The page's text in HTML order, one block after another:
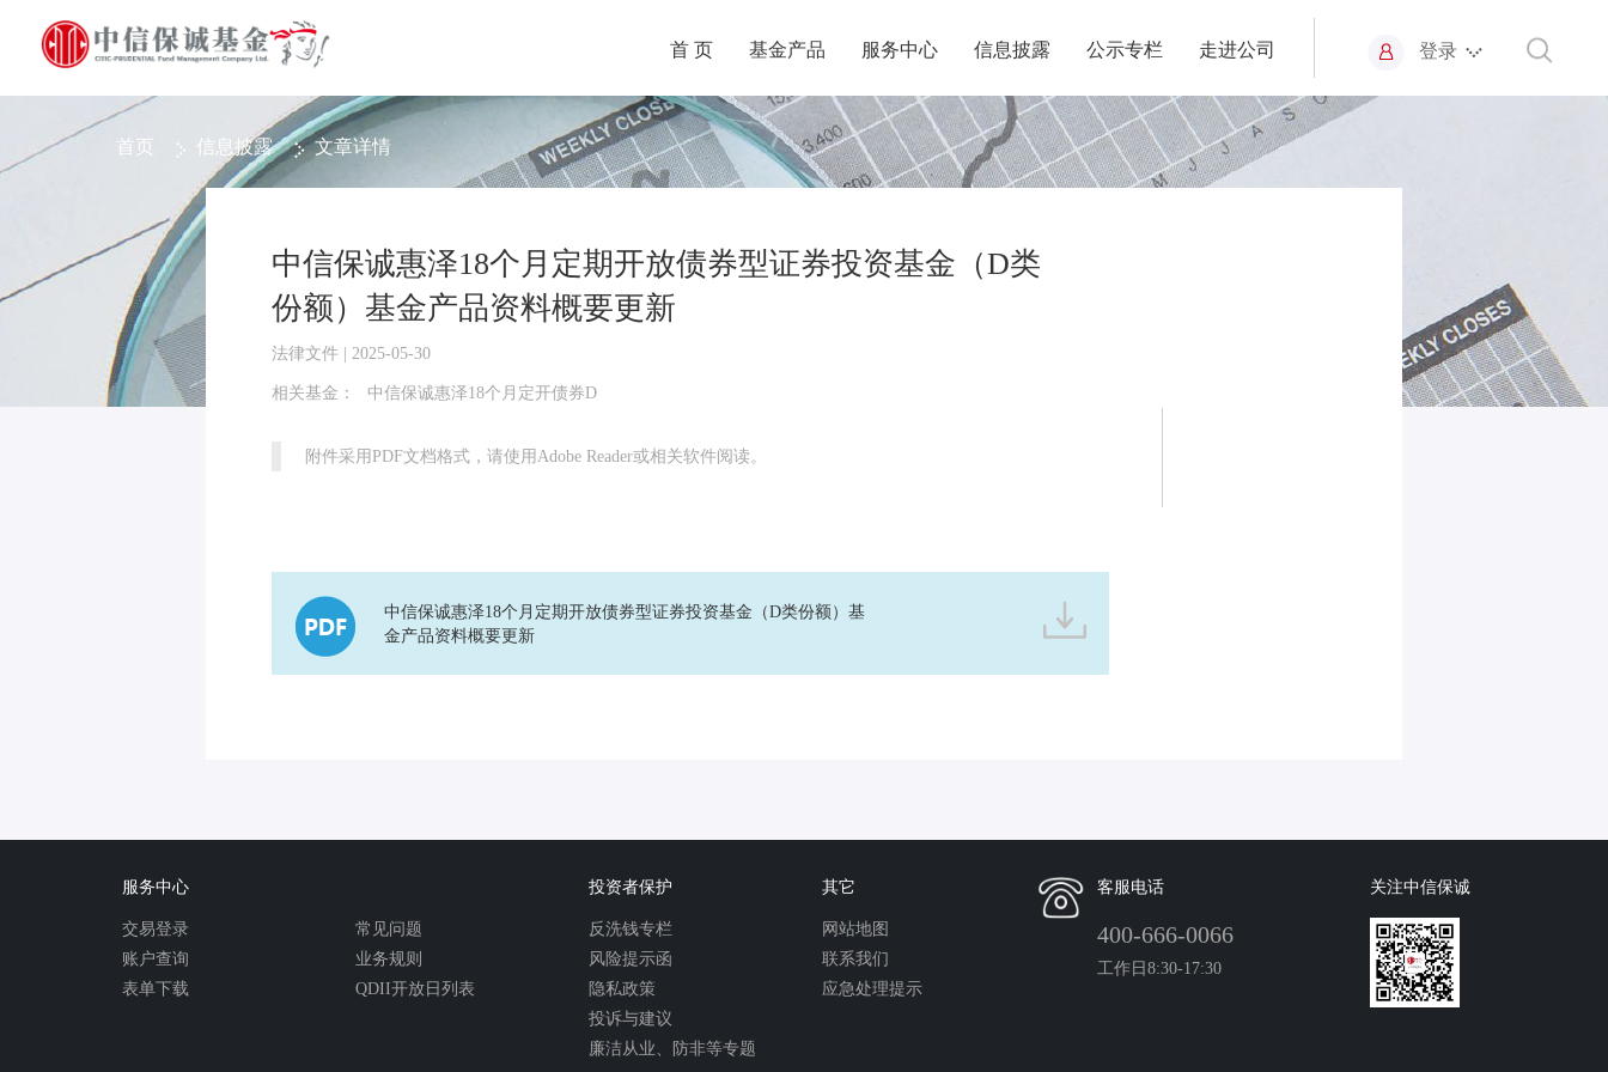
首 页 基金产品 服务中心 信息披露 公示专栏 走进公司 登录
首页 信息披露 文章详情
中信保诚惠泽18个月定期开放债券型证券投资基金（D类
份额）基金产品资料概要更新
法律文件 | 2025-05-30
相关基金： 中信保诚惠泽18个月定开债券D
附件采用PDF文档格式，请使用Adobe Reader或相关软件阅读。
中信保诚惠泽18个月定期开放债券型证券投资基金（D类份额）基
金产品资料概要更新
服务中心
交易登录
账户查询
表单下载
常见问题
业务规则
QDII开放日列表
投资者保护
反洗钱专栏
风险提示函
隐私政策
投诉与建议
廉洁从业、防非等专题
其它
网站地图
联系我们
应急处理提示
客服电话
400-666-0066
工作日8:30-17:30
关注中信保诚